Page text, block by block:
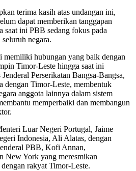
terima kasih atas undangan ini,
dapat memberikan tanggapan
saat ini PBB sedang fokus pada
negara.
memiliki hubungan yang baik dengan
Timor-Leste hingga saat ini
Perserikatan Bangsa-Bangsa,
dengan Timor-Leste, membentuk
anggota lainnya dalam sistem
memperbaiki dan membangun
Luar Negeri Portugal, Jaime
Indonesia, Ali Alatas, dengan
PBB, Kofi Annan,
New York yang meresmikan
rakyat Timor-Leste.